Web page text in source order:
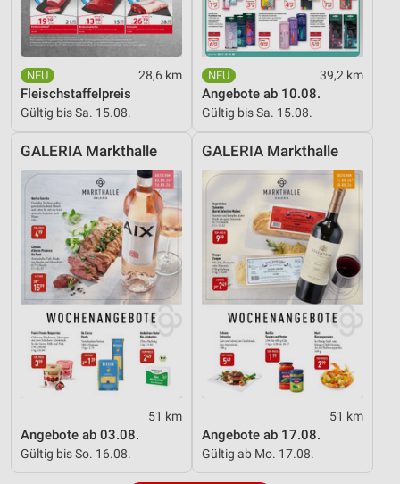
28,6 km
Fleischstaffelpreis
Gültig bis Sa. 15.08.
39,2 km
Angebote ab 10.08.
Gültig bis Sa. 15.08.
GALERIA Markthalle
51 km
Angebote ab 03.08.
Gültig bis So. 16.08.
GALERIA Markthalle
51 km
Angebote ab 17.08.
Gültig ab Mo. 17.08.